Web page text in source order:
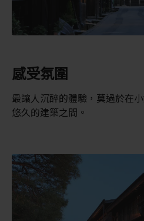
感受氛圍
最讓人沉醉的體驗，莫過於在
悠久的建築之間。